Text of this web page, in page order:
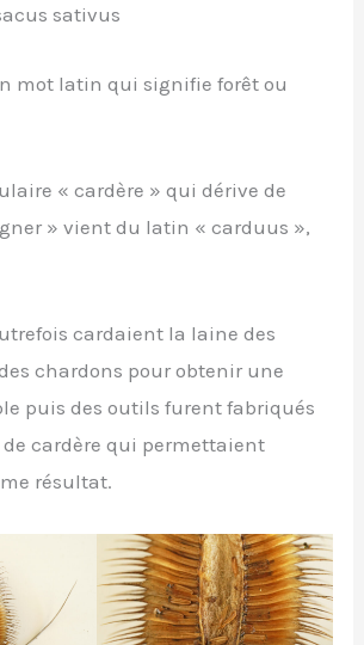
sativus
mot latin qui signifie forêt ou
« cardère » qui dérive de
» vient du latin « carduus »,
cardaient la laine des
chardons pour obtenir une
puis des outils furent fabriqués
de cardère qui permettaient
résultat.